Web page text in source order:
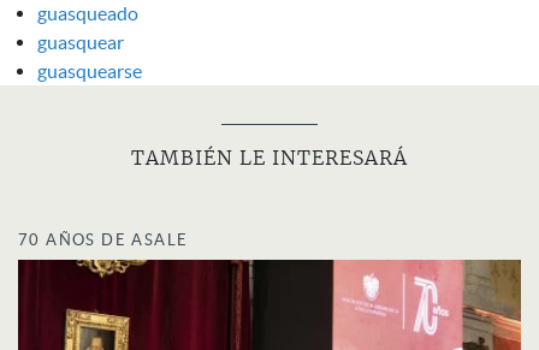
guasqueado
guasquear
guasquearse
TAMBIÉN LE INTERESARÁ
70 AÑOS DE ASALE